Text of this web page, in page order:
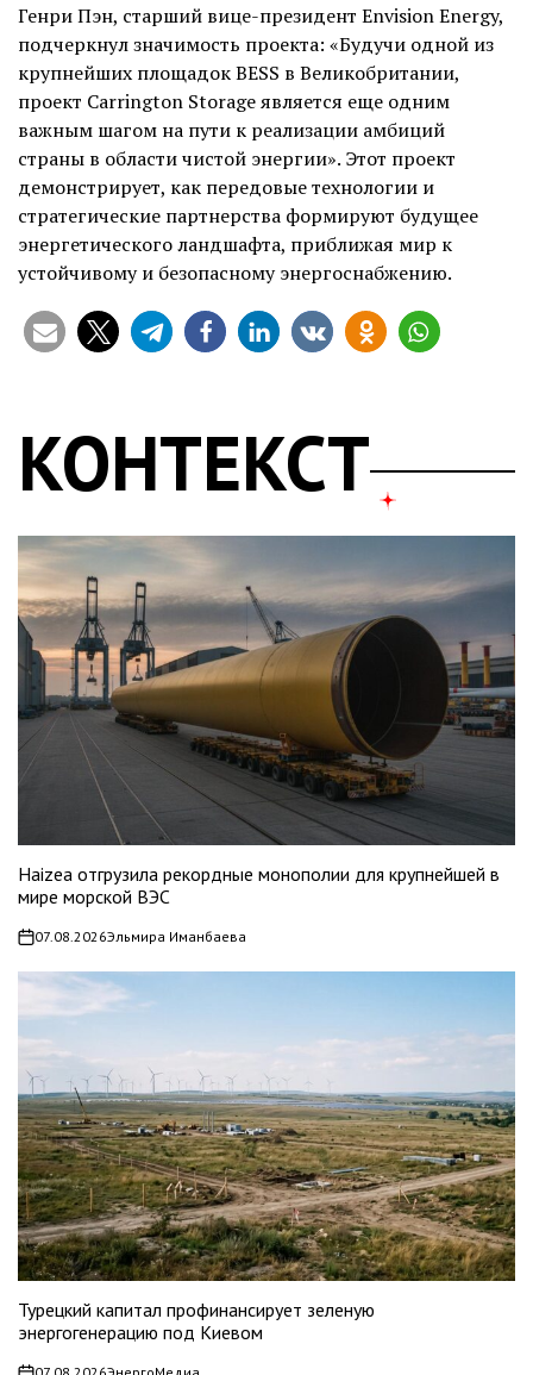
Генри Пэн, старший вице-президент Envision Energy,
подчеркнул значимость проекта: «Будучи одной из
крупнейших площадок BESS в Великобритании,
проект Carrington Storage является еще одним
важным шагом на пути к реализации амбиций
страны в области чистой энергии». Этот проект
демонстрирует, как передовые технологии и
стратегические партнерства формируют будущее
энергетического ландшафта, приближая мир к
устойчивому и безопасному энергоснабжению.
КОНТЕКСТ
Haizea отгрузила рекордные монополии для крупнейшей в
мире морской ВЭС
on07.08.2026Эльмира Иманбаева
Турецкий капитал профинансирует зеленую
энергогенерацию под Киевом